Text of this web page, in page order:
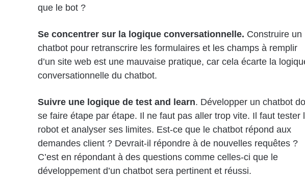
que le bot ?
Se concentrer sur la logique conversationnelle. Construire un
chatbot pour retranscrire les formulaires et les champs à remplir
d’un site web est une mauvaise pratique, car cela écarte la
conversationnelle du chatbot.
Suivre une logique de test and learn. Développer un chatbot
se faire étape par étape. Il ne faut pas aller trop vite. Il faut tester
robot et analyser ses limites. Est-ce que le chatbot répond aux
demandes client ? Devrait-il répondre à de nouvelles requêtes ?
C’est en répondant à des questions comme celles-ci que le
développement d’un chatbot sera pertinent et réussi.